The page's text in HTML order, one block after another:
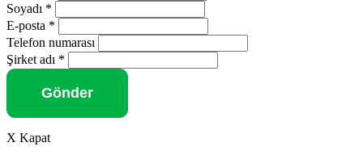
Soyadı *
E-posta *
Telefon numarası
Şirket adı *
Gönder
X Kapat